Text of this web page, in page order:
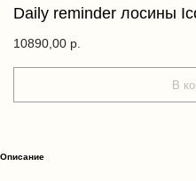
Daily reminder лосины
10890,00 р.
В
Описание